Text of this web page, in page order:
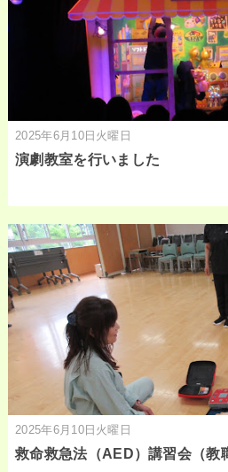
2025年6月10日火曜日
演劇教室を行いました
2025年6月10日火曜日
救命救急法（AED）講習会（教